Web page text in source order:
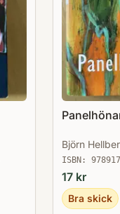
Björn
ISBN:
17 kr
Bra skick